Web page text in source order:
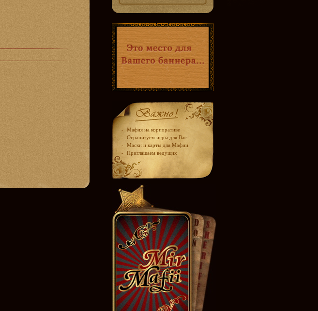
- Мафия на корпоративе
- Огранизуем игры для Вас
- Маски и карты для Мафии
- Приглашаем ведущих